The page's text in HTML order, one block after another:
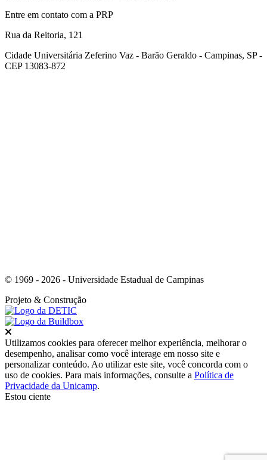
Entre em contato com a PRP
Rua da Reitoria, 121
Cidade Universitária Zeferino Vaz - Barão Geraldo - Campinas, SP -
CEP 13083-872
© 1969 - 2026 - Universidade Estadual de Campinas
Projeto & Construção
Utilizamos cookies para oferecer melhor experiência, melhorar o
desempenho, analisar como você interage em nosso site e
personalizar conteúdo. Ao utilizar este site, você concorda com o
uso de cookies. Para mais informações, consulte a Política de
Privacidade da Unicamp.
Estou ciente